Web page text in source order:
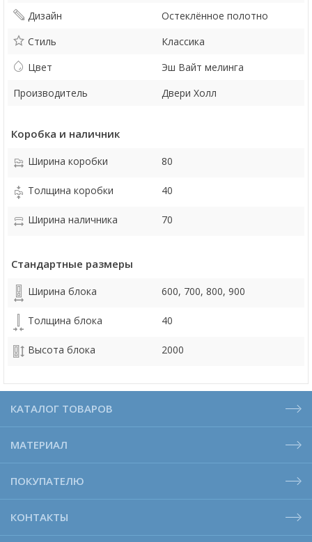
Дизайн
Остеклённое полотно
Стиль
Классика
Цвет
Эш Вайт мелинга
Производитель
Двери Холл
Коробка и наличник
Ширина коробки 80
Толщина коробки 40
Ширина наличника 70
Стандартные размеры
Ширина блока 600, 700, 800, 900
Толщина блока 40
Высота блока 2000
КАТАЛОГ ТОВАРОВ
МАТЕРИАЛ
ПОКУПАТЕЛЮ
КОНТАКТЫ